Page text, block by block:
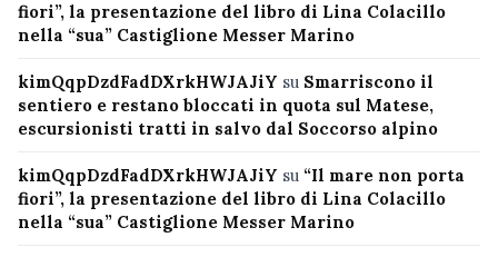
fiori”, la presentazione del libro di Lina Colacillo
nella “sua” Castiglione Messer Marino
kimQqpDzdFadDXrkHWJAJiY su Smarriscono il
sentiero e restano bloccati in quota sul Matese,
escursionisti tratti in salvo dal Soccorso alpino
kimQqpDzdFadDXrkHWJAJiY su “Il mare non porta
fiori”, la presentazione del libro di Lina Colacillo
nella “sua” Castiglione Messer Marino